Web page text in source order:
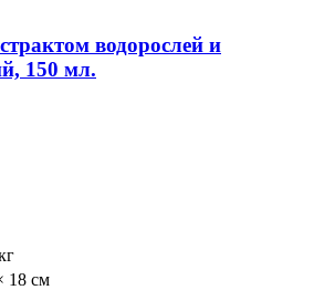
водорослей и
150 мл.
18 см